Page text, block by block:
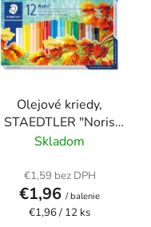
Olejové kriedy,
STAEDTLER "Noris
241", 12 rôznych farieb
Skladom
€1,59 bez DPH
€1,96 / balenie
Jednotková
€1,96 / 12 ks